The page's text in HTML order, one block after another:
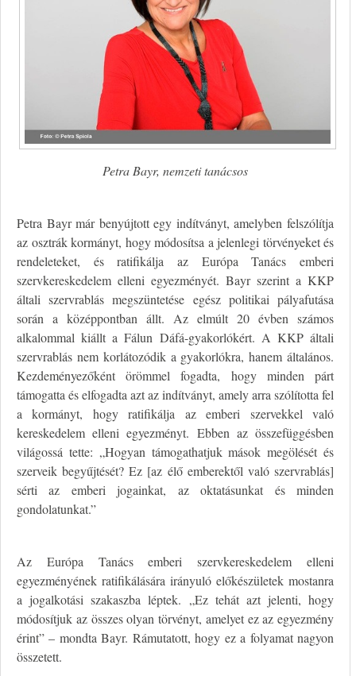
Petra Bayr, nemzeti tanácsos
Petra Bayr már benyújtott egy indítványt, amelyben felszólítja
az osztrák kormányt, hogy módosítsa a jelenlegi törvényeket és
rendeleteket, és ratifikálja az Európa Tanács emberi
szervkereskedelem elleni egyezményét. Bayr szerint a KKP
általi szervrablás megszüntetése egész politikai pályafutása
során a középpontban állt. Az elmúlt 20 évben számos
alkalommal kiállt a Fálun Dáfá-gyakorlókért. A KKP általi
szervrablás nem korlátozódik a gyakorlókra, hanem általános.
Kezdeményezőként örömmel fogadta, hogy minden párt
támogatta és elfogadta azt az indítványt, amely arra szólította fel
a kormányt, hogy ratifikálja az emberi szervekkel való
kereskedelem elleni egyezményt. Ebben az összefüggésben
világossá tette: „Hogyan támogathatjuk mások megölését és
szerveik begyűjtését? Ez [az élő emberektől való szervrablás]
sérti az emberi jogainkat, az oktatásunkat és minden
gondolatunkat.”
Az Európa Tanács emberi szervkereskedelem elleni
egyezményének ratifikálására irányuló előkészületek mostanra
a jogalkotási szakaszba léptek. „Ez tehát azt jelenti, hogy
módosítjuk az összes olyan törvényt, amelyet ez az egyezmény
érint” – mondta Bayr. Rámutatott, hogy ez a folyamat nagyon
összetett.